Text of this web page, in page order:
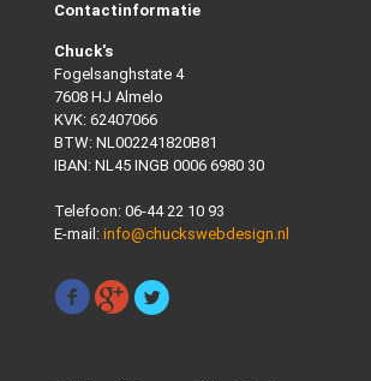
Contactinformatie
Chuck's
Fogelsanghstate 4
7608 HJ Almelo
KVK: 62407066
BTW: NL002241820B81
IBAN: NL45 INGB 0006 6980 30
Telefoon: 06-44 22 10 93
E-mail: info@chuckswebdesign.nl